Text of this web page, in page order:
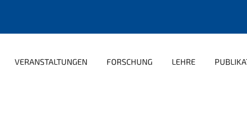
VERANSTALTUNGEN FORSCHUNG LEHRE